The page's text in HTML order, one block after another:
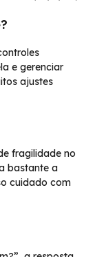
e gerenciar
ajustes
fragilidade no
bastante a
cuidado com